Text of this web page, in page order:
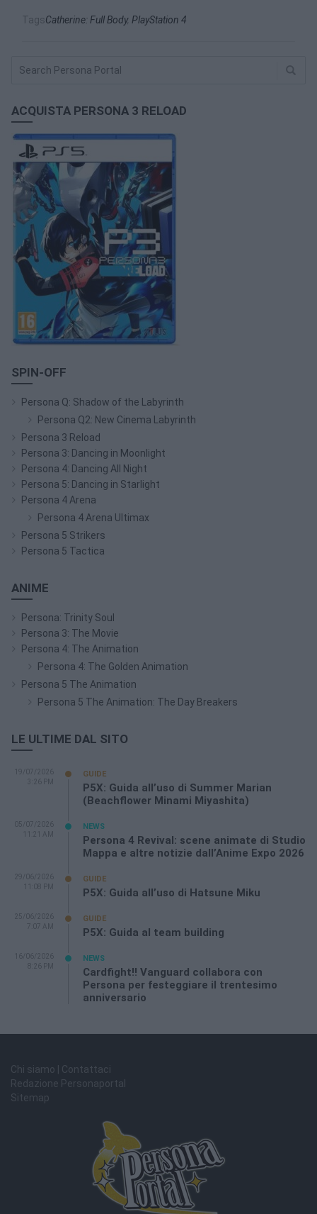
TagsCatherine: Full Body, PlayStation 4
ACQUISTA PERSONA 3 RELOAD
SPIN-OFF
Persona Q: Shadow of the Labyrinth
Persona Q2: New Cinema Labyrinth
Persona 3 Reload
Persona 3: Dancing in Moonlight
Persona 4: Dancing All Night
Persona 5: Dancing in Starlight
Persona 4 Arena
Persona 4 Arena Ultimax
Persona 5 Strikers
Persona 5 Tactica
ANIME
Persona: Trinity Soul
Persona 3: The Movie
Persona 4: The Animation
Persona 4: The Golden Animation
Persona 5 The Animation
Persona 5 The Animation: The Day Breakers
LE ULTIME DAL SITO
19/07/2026
3:26 PM
GUIDE
P5X: Guida all’uso di Summer Marian
(Beachflower Minami Miyashita)
05/07/2026
11:21 AM
NEWS
Persona 4 Revival: scene animate di Studio
Mappa e altre notizie dall’Anime Expo 2026
29/06/2026
11:08 PM
GUIDE
P5X: Guida all’uso di Hatsune Miku
25/06/2026
7:07 AM
GUIDE
P5X: Guida al team building
16/06/2026
8:26 PM
NEWS
Cardfight!! Vanguard collabora con
Persona per festeggiare il trentesimo
anniversario
Chi siamo | Contattaci
Redazione Personaportal
Sitemap